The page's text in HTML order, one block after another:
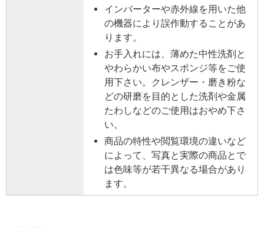
インバーターや赤外線を用いた他
の機器により誤作動することがあ
ります。
お手入れには、薄めた中性洗剤と
やわらかい布やスポンジ等をご使
用下さい。クレンザー・磨き粉な
どの研磨を目的とした洗剤や金属
たわしなどのご使用はおやめ下さ
い。
商品の特性や閲覧環境の違いなど
によって、写真と実際の商品とで
は色味等が若干異なる場合があり
ます。